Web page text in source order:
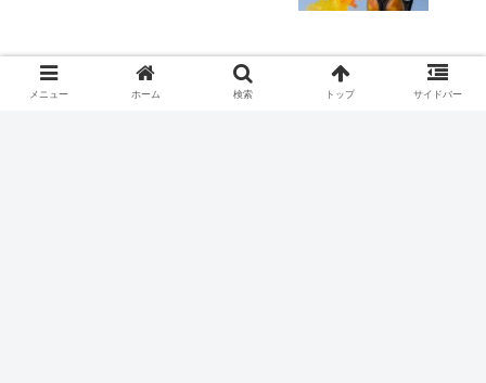
ホーム 副業 物販
メニュー ホーム 検索 トップ サイドバー